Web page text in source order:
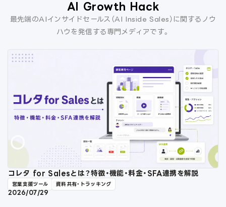
AI Growth Hack
最先端のAIインサイドセールス（AI Inside Sales）に関するノウ
ハウを発信する専門メディアです。
コレタ for Salesとは？特徴・機能・料金・SFA連携を解説
営業支援ツール 資料共有・トラッキング
2026/07/29